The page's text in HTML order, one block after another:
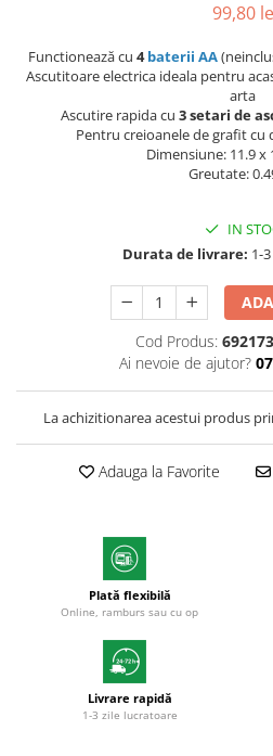
Markere & Textmarkere
Markere acrilice
Markere tabla alba/whiteboard
Textmarkere
Hartie si produse din hartie
Hartie si carton pentru copiator
Hartie si cartoane colorate
Hartie pentru print digital
Hartie in formate mari
Hartie foto
Hartie milimetrica
Produse din hartie
Caiete pentru birou
Registre si repertoare
Etichete adezive
Role pentru case de marcat
Notesuri adezive
99,80
Functionează cu 4 baterii AA
Ascutitoare electrica ideala pentru
arta
Ascutire rapida cu 3 setari de
Pentru creioanele de grafit cu
Dimensiune: 11.9 x
Greutate:
IN
Durata de livrare: 1-
Cod Produs:
Ai nevoie de ajutor?
La achizitionarea acestui produs
Adauga la Favorite
Plată flexibilă
Online, ramburs sau cu op
Livrare rapidă
1-3 zile lucratoare